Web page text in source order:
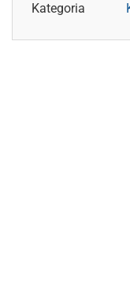
Kategoria